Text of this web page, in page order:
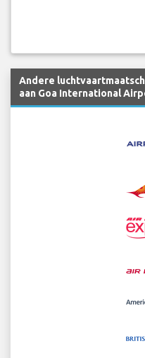
Andere
aan Goa International